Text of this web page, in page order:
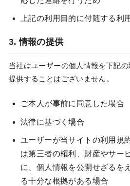
上記の利用目的に付随する利
3. 情報の提供
当社はユーザーの個人情報を下記
提供することはございません。
ご本人が事前に同意した場合
法律に基づく場合
ユーザーが当サイトの利用規
は第三者の権利、財産やサー
に、個人情報を公開せざるを
る十分な根拠がある場合